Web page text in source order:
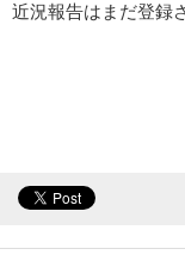
近況報告はまだ登録